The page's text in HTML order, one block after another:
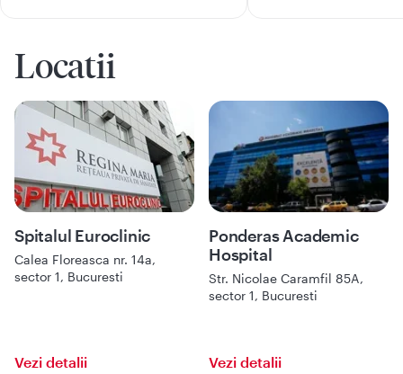
Locatii
Spitalul Euroclinic
Calea Floreasca nr. 14a,
sector 1, Bucuresti
Vezi detalii
Ponderas Academic
Hospital
Str. Nicolae Caramfil 85A,
sector 1, Bucuresti
Vezi detalii